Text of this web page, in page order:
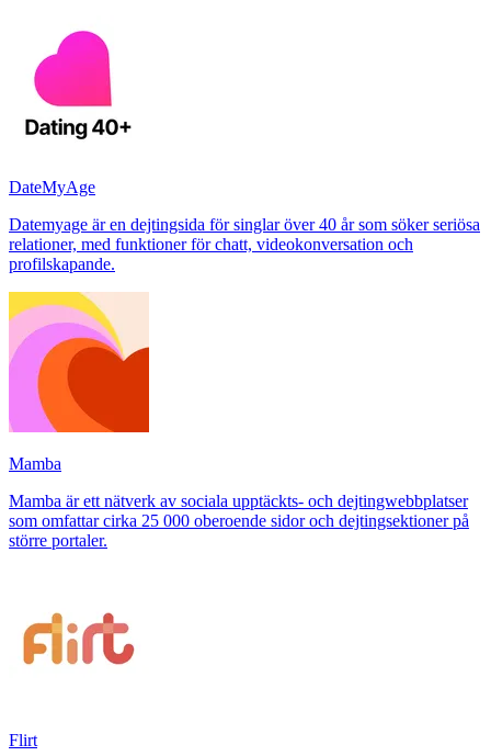
DateMyAge
Datemyage är en dejtingsida för singlar över 40 år som söker seriösa
relationer, med funktioner för chatt, videokonversation och
profilskapande.
Mamba
Mamba är ett nätverk av sociala upptäckts- och dejtingwebbplatser
som omfattar cirka 25 000 oberoende sidor och dejtingsektioner på
större portaler.
Flirt